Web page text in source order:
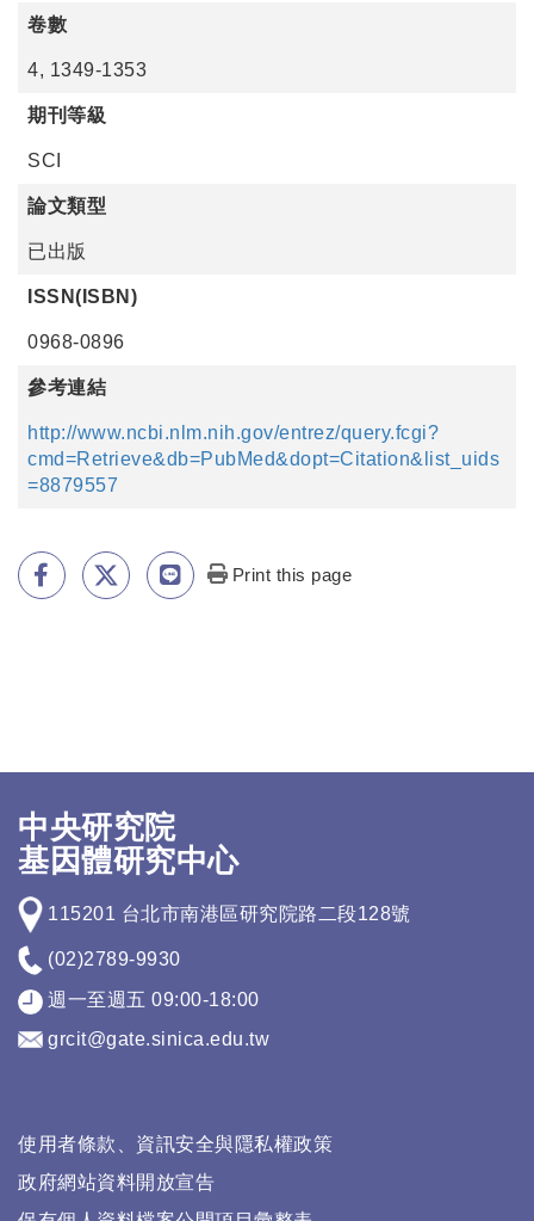
卷數
4, 1349-1353
期刊等級
SCI
論文類型
已出版
ISSN(ISBN)
0968-0896
參考連結
http://www.ncbi.nlm.nih.gov/entrez/query.fcgi?
cmd=Retrieve&db=PubMed&dopt=Citation&list_uids
=8879557
Print this page
中央研究院
基因體研究中心
115201 台北市南港區研究院路二段128號
(02)2789-9930
週一至週五 09:00-18:00
grcit@gate.sinica.edu.tw
使用者條款、資訊安全與隱私權政策
政府網站資料開放宣告